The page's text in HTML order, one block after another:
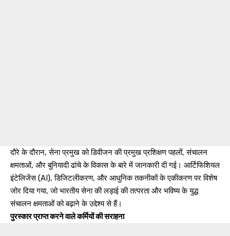
दौरे के दौरान, सेना प्रमुख को डिवीजन की प्रमुख प्रशिक्षण पहलों, संचालन
क्षमताओं, और बुनियादी ढांचे के विकास के बारे में जानकारी दी गई। आर्टिफिशियल
इंटेलिजेंस (AI), डिजिटलीकरण, और आधुनिक तकनीकों के एकीकरण पर विशेष
जोर दिया गया, जो भारतीय सेना की लड़ाई की तत्परता और भविष्य के युद्ध
संचालन क्षमताओं को बढ़ाने के उद्देश्य से हैं।
पुरस्कार प्राप्त करने वाले कर्मियों की सराहना